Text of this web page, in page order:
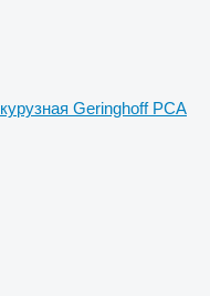
Geringhoff PCA